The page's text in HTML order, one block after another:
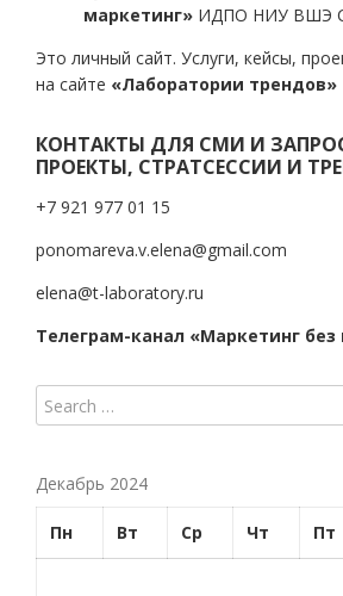
маркетинг» ИДПО НИУ ВШЭ
Это личный сайт. Услуги, кейсы,
на сайте «Лаборатории трендов»
КОНТАКТЫ ДЛЯ СМИ И
ПРОЕКТЫ, СТРАТСЕССИИ И
+7 921 977 01 15
ponomareva.v.elena@gmail.com
elena@t-laboratory.ru
Телеграм-канал «Маркетинг без
Декабрь 2024
Пн Вт Ср Чт Пт